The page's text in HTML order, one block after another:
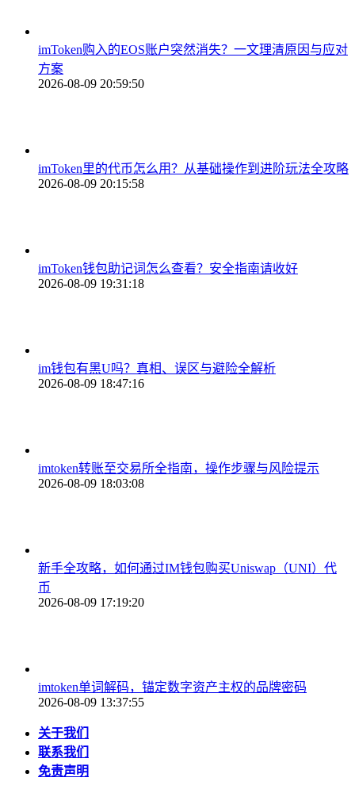
imToken购入的EOS账户突然消失？一文理清原因与应对
方案
2026-08-09 20:59:50
imToken里的代币怎么用？从基础操作到进阶玩法全攻略
2026-08-09 20:15:58
imToken钱包助记词怎么查看？安全指南请收好
2026-08-09 19:31:18
im钱包有黑U吗？真相、误区与避险全解析
2026-08-09 18:47:16
imtoken转账至交易所全指南，操作步骤与风险提示
2026-08-09 18:03:08
新手全攻略，如何通过IM钱包购买Uniswap（UNI）代
币
2026-08-09 17:19:20
imtoken单词解码，锚定数字资产主权的品牌密码
2026-08-09 13:37:55
关于我们
联系我们
免责声明